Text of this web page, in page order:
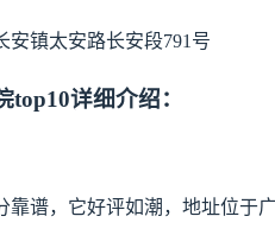
安镇太安路长安段791号
详细介绍：
靠谱，它好评如潮，地址位于